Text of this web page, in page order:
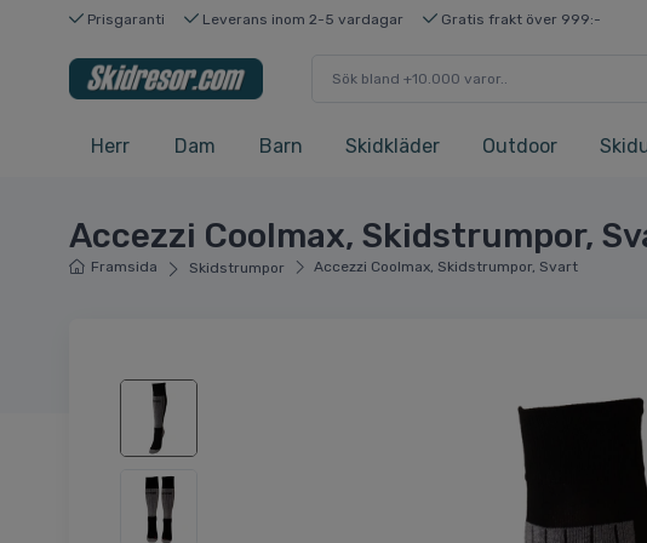
Prisgaranti Leverans inom 2-5 vardagar Gratis frakt över 999:-
Herr Dam Barn Skidkläder Outdoor
Accezzi Coolmax, Skidstrumpor,
Framsida Skidstrumpor Accezzi Coolmax, Skidstrumpor, Svart